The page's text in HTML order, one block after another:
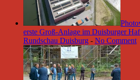
erste Groß-Anlage im Duisburger
Rundschau Duisburg - No Comment